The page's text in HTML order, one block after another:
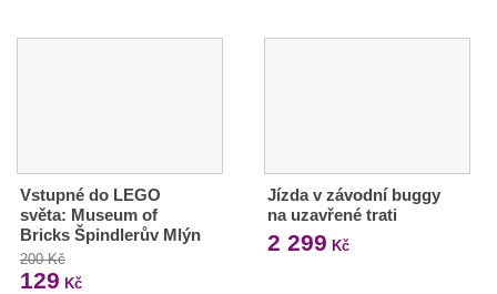
Vstupné do LEGO
světa: Museum of
Bricks Špindlerův Mlýn
200 Kč
129 Kč
Jízda v závodní buggy
na uzavřené trati
2 299 Kč